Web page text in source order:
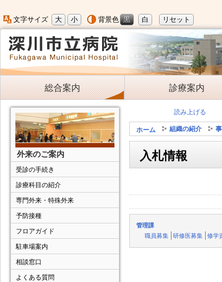
文字サイズ 大 小 背景色 黒 白 リセット
総合案内 診療案内
読み上げる
ホーム 組織の紹介
入札情報
管理課
職員募集 研修医募集 修学
外来のご案内
受診の手続き
診療科目の紹介
専門外来・特殊外来
予防接種
フロアガイド
駐車場案内
相談窓口
よくある質問